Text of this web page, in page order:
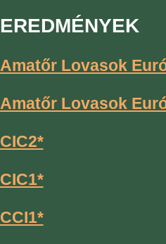
EREDMÉNYEK
Amatőr Lovasok
Amatőr Lovasok
CIC2*
CIC1*
CCI1*